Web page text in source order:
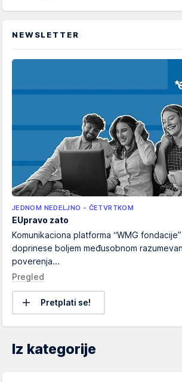
NEWSLETTER
JEDNOM NEDELJNO - ČETVRTKOM
EUpravo zato
Komunikaciona platforma “WMG
doprinese boljem međusobnom
poverenja...
Pregled
Pretplati se!
Iz kategorije